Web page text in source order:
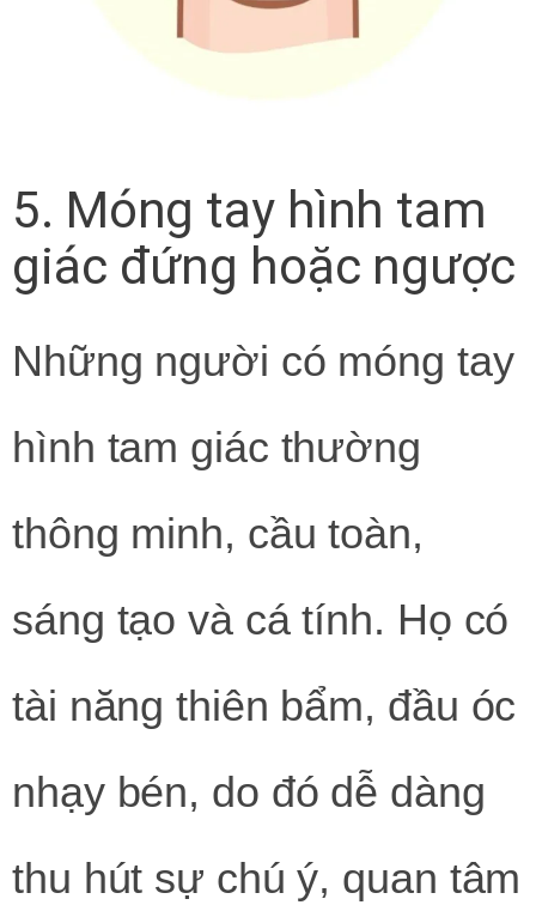
5. Móng tay hình tam
giác đứng hoặc ngược
Những người có móng tay
hình tam giác thường
thông minh, cầu toàn,
sáng tạo và cá tính. Họ có
tài năng thiên bẩm, đầu óc
nhạy bén, do đó dễ dàng
thu hút sự chú ý, quan tâm